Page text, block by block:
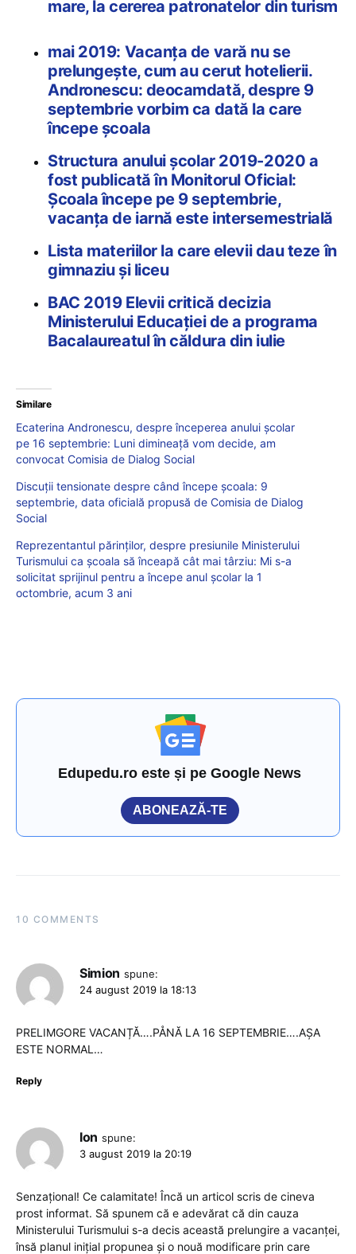
mare, la cererea patronatelor din turism
mai 2019: Vacanța de vară nu se
prelungește, cum au cerut hotelierii.
Andronescu: deocamdată, despre 9
septembrie vorbim ca dată la care
începe școala
Structura anului școlar 2019-2020 a
fost publicată în Monitorul Oficial:
Școala începe pe 9 septembrie,
vacanța de iarnă este intersemestrială
Lista materiilor la care elevii dau teze în
gimnaziu și liceu
BAC 2019 Elevii critică decizia
Ministerului Educației de a programa
Bacalaureatul în căldura din iulie
Similare
Ecaterina Andronescu, despre începerea anului școlar
pe 16 septembrie: Luni dimineață vom decide, am
convocat Comisia de Dialog Social
Discuții tensionate despre când începe școala: 9
septembrie, data oficială propusă de Comisia de Dialog
Social
Reprezentantul părinților, despre presiunile Ministerului
Turismului ca școala să înceapă cât mai târziu: Mi s-a
solicitat sprijinul pentru a începe anul școlar la 1
octombrie, acum 3 ani
Edupedu.ro este și pe Google News
ABONEAZĂ-TE
10 COMMENTS
Simion spune:
24 august 2019 la 18:13
PRELIMGORE VACANȚĂ….PÅNĂ LA 16 SEPTEMBRIE….AȘA
ESTE NORMAL…
Reply
Ion spune:
3 august 2019 la 20:19
Senzațional! Ce calamitate! Încă un articol scris de cineva
prost informat. Să spunem că e adevărat că din cauza
Ministerului Turismului s-a decis această prelungire a vacanței,
însă planul inițial propunea și o nouă modificare prin care